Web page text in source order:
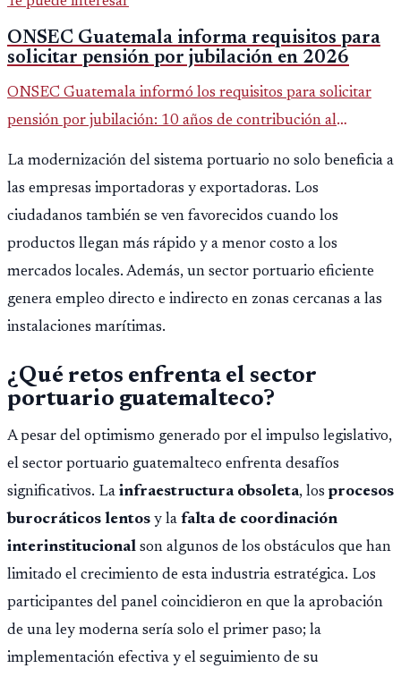
ONSEC Guatemala informa requisitos para
solicitar pensión por jubilación en 2026
ONSEC Guatemala informó los requisitos para solicitar
pensión por jubilación: 10 años de contribución al
La modernización del sistema portuario no solo beneficia a
las empresas importadoras y exportadoras. Los
ciudadanos también se ven favorecidos cuando los
productos llegan más rápido y a menor costo a los
mercados locales. Además, un sector portuario eficiente
genera empleo directo e indirecto en zonas cercanas a las
instalaciones marítimas.
¿Qué retos enfrenta el sector
portuario guatemalteco?
A pesar del optimismo generado por el impulso legislativo,
el sector portuario guatemalteco enfrenta desafíos
significativos. La infraestructura obsoleta, los procesos
burocráticos lentos y la falta de coordinación
interinstitucional son algunos de los obstáculos que han
limitado el crecimiento de esta industria estratégica. Los
participantes del panel coincidieron en que la aprobación
de una ley moderna sería solo el primer paso; la
implementación efectiva y el seguimiento de su